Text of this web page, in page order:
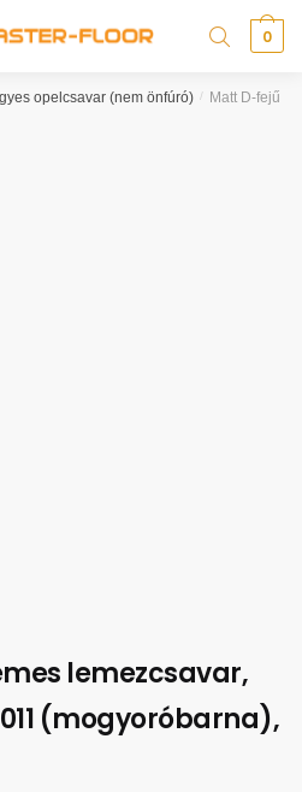
0
opelcsavar (nem önfúró) / Matt D-fejű
lemezcsavar,
(mogyoróbarna),